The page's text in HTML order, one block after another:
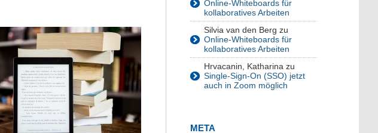
Online-Whiteboards für
kollaboratives Arbeiten
Silvia van den Berg zu
Online-Whiteboards für
kollaboratives Arbeiten
Hrvacanin, Katharina zu
Single-Sign-On (SSO) jetzt
auch in Zoom möglich
META